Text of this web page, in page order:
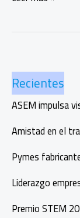
cuidar
la
salud
mental
laboral
Recientes
ASEM impulsa
Amistad en el
Pymes
Liderazgo
Premio STEM